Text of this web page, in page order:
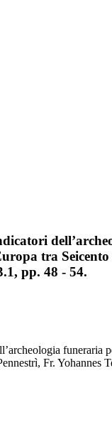
tra
pp. 48 - 54.
funeraria
Fr.